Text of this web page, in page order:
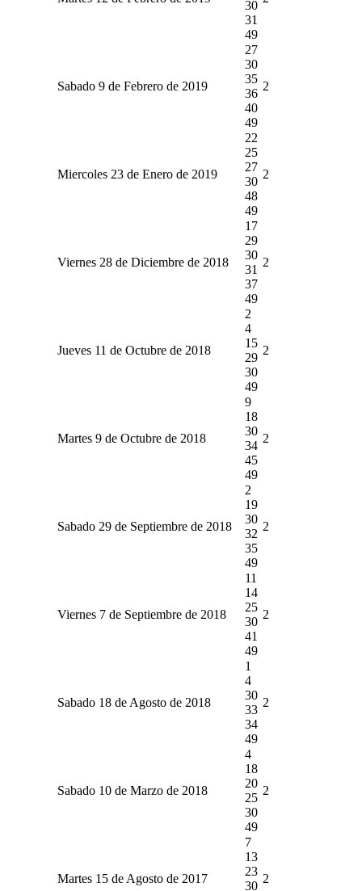
30
31
49
Sabado 9 de Febrero de 2019
27
30
35
36
40
49
2
Miercoles 23 de Enero de 2019
22
25
27
30
48
49
2
Viernes 28 de Diciembre de 2018
17
29
30
31
37
49
2
Jueves 11 de Octubre de 2018
2
4
15
29
30
49
2
Martes 9 de Octubre de 2018
9
18
30
34
45
49
2
Sabado 29 de Septiembre de 2018
2
19
30
32
35
49
2
Viernes 7 de Septiembre de 2018
11
14
25
30
41
49
2
Sabado 18 de Agosto de 2018
1
4
30
33
34
49
2
Sabado 10 de Marzo de 2018
4
18
20
25
30
49
2
Martes 15 de Agosto de 2017
7
13
23
30
2